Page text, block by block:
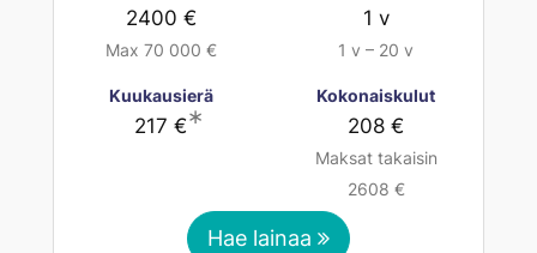
2400 €
Max 70 000 €
1 v
1 v – 20 v
Kuukausierä
217 €∗
Kokonaiskulut
208 €
Maksat takaisin
2608 €
Hae lainaa